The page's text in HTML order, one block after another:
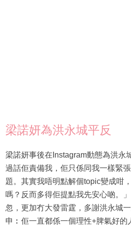
梁諾妍為洪永城平反
梁諾妍事後在Instagram動態為洪永
過話佢責備我，佢只係同我一樣緊
題。其實我唔明點解個topic變成咁
嗎？反而多得佢提點我先安心啲。
忽，更加冇大發雷霆，多謝洪永城
申︰佢一直都係一個理性+脾氣好